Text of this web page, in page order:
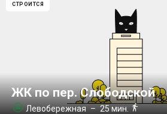
СТРОИТСЯ
ЖК по пер. Слободской
 Левобережная– 25 мин. 